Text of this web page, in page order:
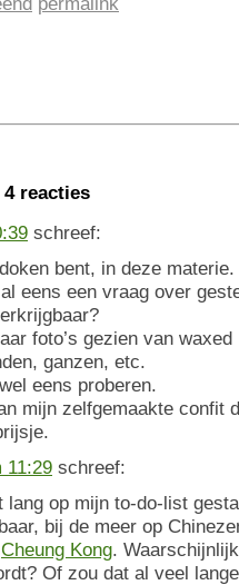
reacties
schreef:
bent, in deze materie.
eens een vraag over
foto’s gezien van waxed
ganzen, etc.
eens proberen.
mijn zelfgemaakte confit
11:29 schreef:
lang op mijn to-do-list
bij de meer op
Cheung Kong.
Of zou dat al veel